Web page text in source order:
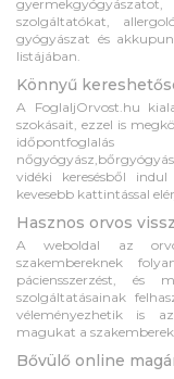
szolgáltatókat,
gyógyászat és
listájában.
Könnyű
A FoglaljOrvost.hu
szokásait, ezzel is
vidéki keresésből
kevesebb kattintással
Hasznos orvos
A weboldal az
szakembereknek
páciensszerzést, és
szolgáltatásainak
véleményezhetik is
magukat a
Bővülő online